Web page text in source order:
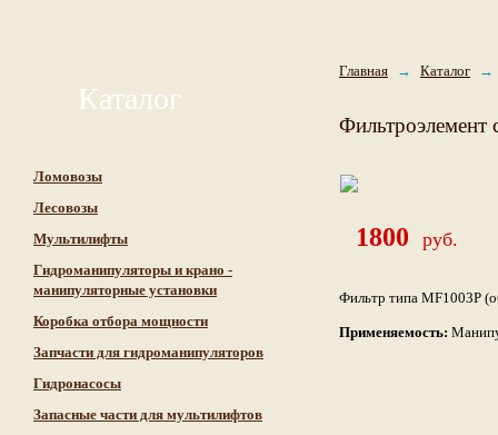
Главная → Каталог →
Каталог
Ломовозы
Лесовозы
Мультилифты
Гидроманипуляторы и крано -
манипуляторные установки
Коробка отбора мощности
Запчасти для гидроманипуляторов
Гидронасосы
Запасные части для мультилифтов
1800 руб.
Фильтр типа MF1003P
Применяемость: